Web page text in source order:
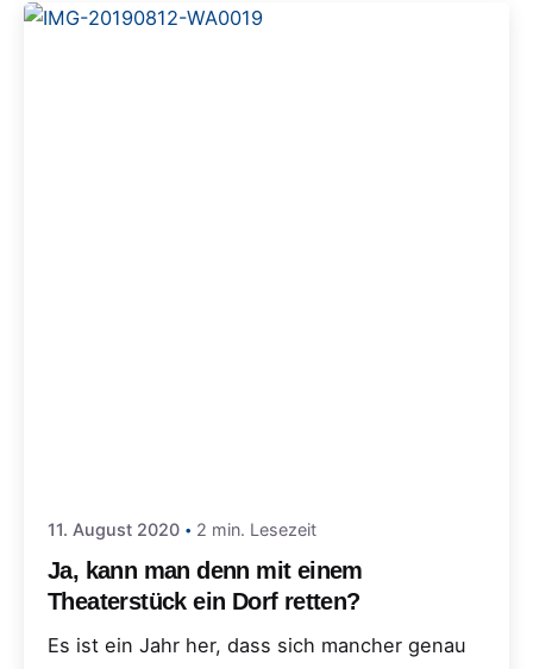
11. August 2020 2 min. Lesezeit
Ja, kann man denn mit einem
Theaterstück ein Dorf retten?
Es ist ein Jahr her, dass sich mancher genau